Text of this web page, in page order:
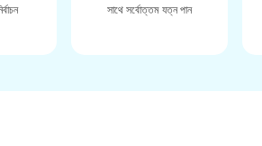
সাথে সর্বোত্তম যত্ন পান